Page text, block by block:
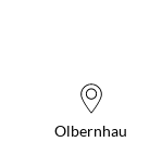
Olbernhau